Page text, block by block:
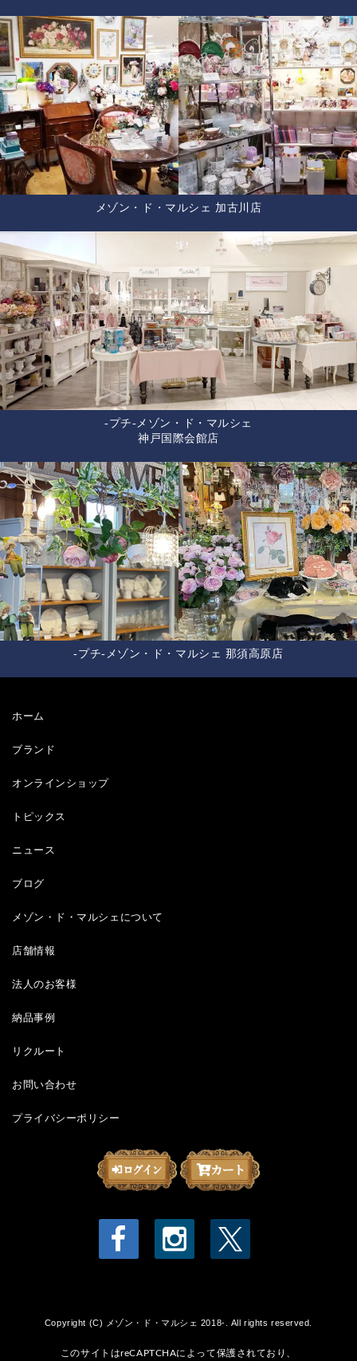
メゾン・ド・マルシェ 加古川店
-プチ-メゾン・ド・マルシェ
神戸国際会館店
-プチ-メゾン・ド・マルシェ 那須高原店
ホーム
ブランド
オンラインショップ
トピックス
ニュース
ブログ
メゾン・ド・マルシェについて
店舗情報
法人のお客様
納品事例
リクルート
お問い合わせ
プライバシーポリシー
Copyright (C) メゾン・ド・マルシェ 2018-. All rights reserved.
このサイトはreCAPTCHAによって保護されており、